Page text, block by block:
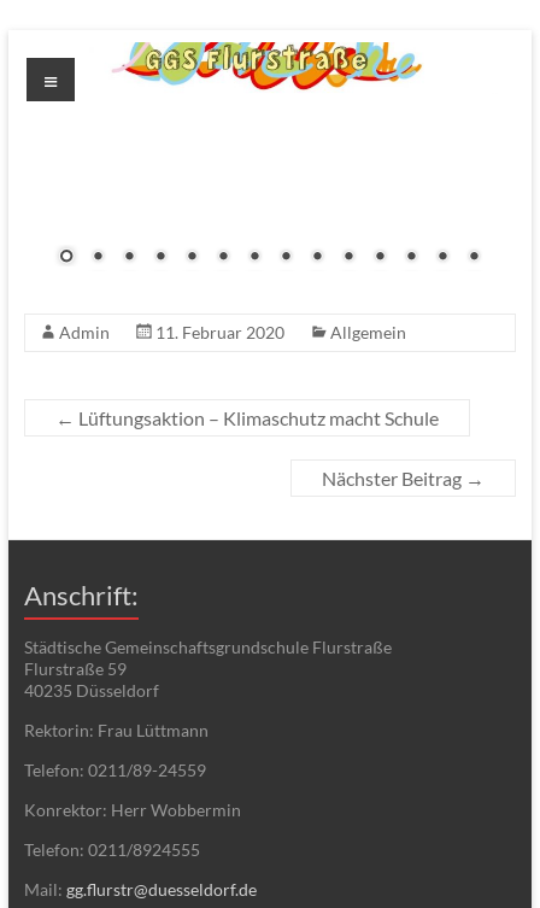
Inhalt
springen
Menü
Admin 11. Februar 2020 Allgemein
← Lüftungsaktion – Klimaschutz macht Schule
Nächster Beitrag →
Anschrift:
Städtische Gemeinschaftsgrundschule Flurstraße
Flurstraße 59
40235 Düsseldorf
Rektorin: Frau Lüttmann
Telefon: 0211/89-24559
Konrektor: Herr Wobbermin
Telefon: 0211/8924555
Mail: gg.flurstr@duesseldorf.de